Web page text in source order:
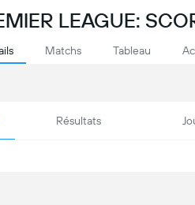
LEAGUE:
Matchs Tableau
Résultats